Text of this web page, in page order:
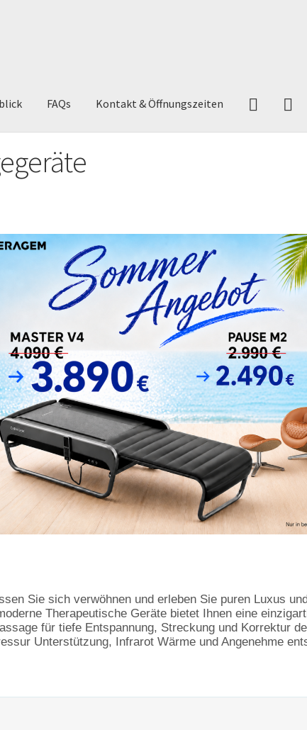
FAQs Kontakt & Öffnungszeiten
Sie sich verwöhnen und erleben Sie puren Luxus
Therapeutische Geräte bietet Ihnen eine
für tiefe Entspannung, Streckung und Korrektur
Unterstützung, Infrarot Wärme und Angenehme